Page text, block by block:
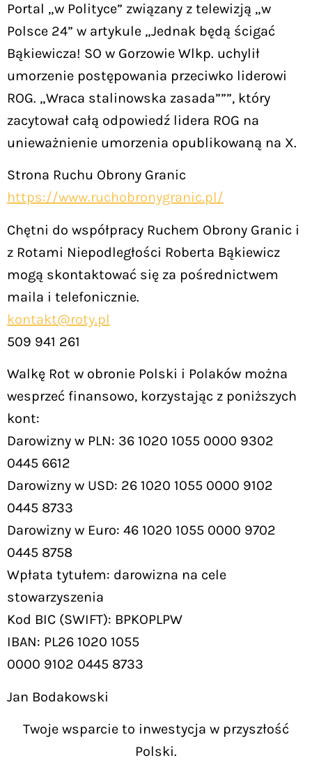
Portal „w Polityce” związany z telewizją „w
Polsce 24” w artykule „Jednak będą ścigać
Bąkiewicza! SO w Gorzowie Wlkp. uchylił
umorzenie postępowania przeciwko liderowi
ROG. „Wraca stalinowska zasada”””, który
zacytował całą odpowiedź lidera ROG na
unieważnienie umorzenia opublikowaną na X.
Strona Ruchu Obrony Granic
https://www.ruchobronygranic.pl/
Chętni do współpracy Ruchem Obrony Granic i
z Rotami Niepodległości Roberta Bąkiewicz
mogą skontaktować się za pośrednictwem
maila i telefonicznie.
kontakt@roty.pl
509 941 261
Walkę Rot w obronie Polski i Polaków można
wesprzeć finansowo, korzystając z poniższych
kont:
Darowizny w PLN: 36 1020 1055 0000 9302
0445 6612
Darowizny w USD: 26 1020 1055 0000 9102
0445 8733
Darowizny w Euro: 46 1020 1055 0000 9702
0445 8758
Wpłata tytułem: darowizna na cele
stowarzyszenia
Kod BIC (SWIFT): BPKOPLPW
IBAN: PL26 1020 1055
0000 9102 0445 8733
Jan Bodakowski
Twoje wsparcie to inwestycja w przyszłość
Polski.